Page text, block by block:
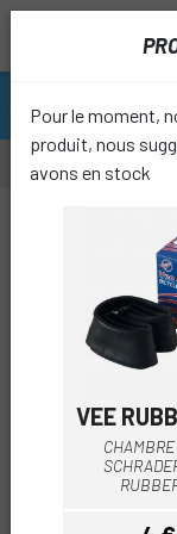
Pour le moment,
produit, nous
avons en stock
VEE